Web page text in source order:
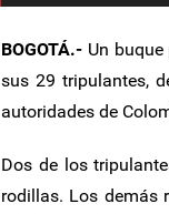
BOGOTÁ.- Un
sus 29 tripulantes,
autoridades de
Dos de los
rodillas. Los demás